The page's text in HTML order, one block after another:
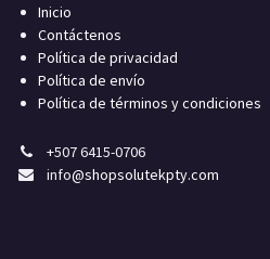
Inicio
Contáctenos
Política de privacidad
Política de envío
Política de términos y condiciones
+507 6415-0706
info@shopsolutekpty.com